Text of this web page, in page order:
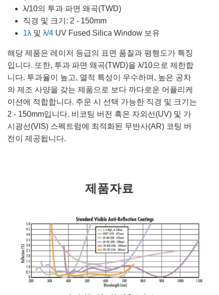
λ/10의 투과 파면 왜곡(TWD)
직경 및 크기: 2 - 150mm
1λ 및 λ/4 UV Fused Silica Window 보유
해당 제품은 레이저 등급의 표면 품질과 평행도가 특징
입니다. 또한, 투과 파면 왜곡(TWD)을 λ/10으로 제한합
니다. 투과율이 높고, 열적 특성이 우수하며, 높은 공차
의 제조 사양을 갖는 제품으로 보다 까다로운 어플리케
이션에 적합합니다. 주문 시 선택 가능한 직경 및 크기는
2 - 150mm입니다. 비코팅 버전 혹은 자외선(UV) 및 가
시광선(VIS) 스펙트럼에 최적화된 무반사(AR) 코팅 버
전이 제공됩니다.
제품자료